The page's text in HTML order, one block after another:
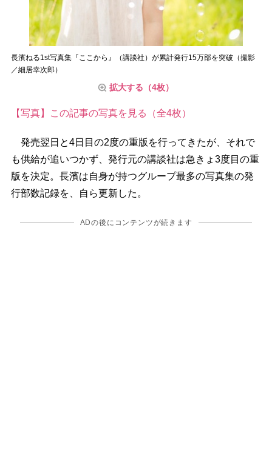
長濱ねる1st写真集『ここから』（講談社）が累計発行15万部を突破（撮影
／細居幸次郎）
拡大する（4枚）
【写真】この記事の写真を見る（全4枚）
発売翌日と4日目の2度の重版を行ってきたが、それで
も供給が追いつかず、発行元の講談社は急きょ3度目の重
版を決定。長濱は自身が持つグループ最多の写真集の発
行部数記録を、自ら更新した。
ADの後にコンテンツが続きます